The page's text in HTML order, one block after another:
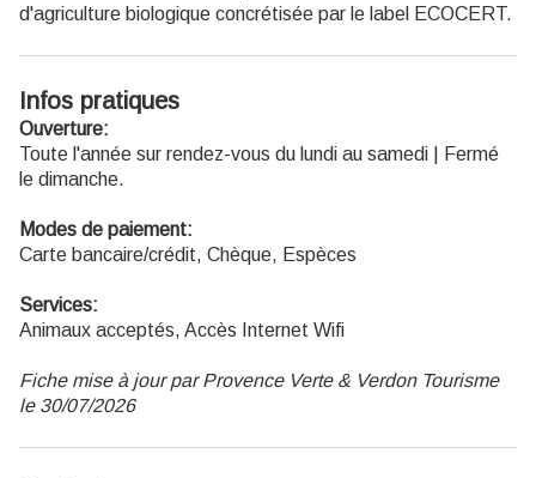
d'agriculture biologique concrétisée par le label ECOCERT.
Infos pratiques
Ouverture:
Toute l'année sur rendez-vous du lundi au samedi | Fermé
le dimanche.
Modes de paiement:
Carte bancaire/crédit, Chèque, Espèces
Services:
Animaux acceptés, Accès Internet Wifi
Fiche mise à jour par Provence Verte & Verdon Tourisme
le 30/07/2026